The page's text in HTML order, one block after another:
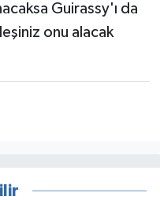
Guirassy'ı da
onu alacak